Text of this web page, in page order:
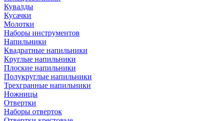
Кувалды
Кусачки
Молотки
Наборы инструментов
Напильники
Квадратные напильники
Круглые напильники
Плоские напильники
Полукруглые напильники
Трехгранные напильники
Ножницы
Отвертки
Наборы отверток